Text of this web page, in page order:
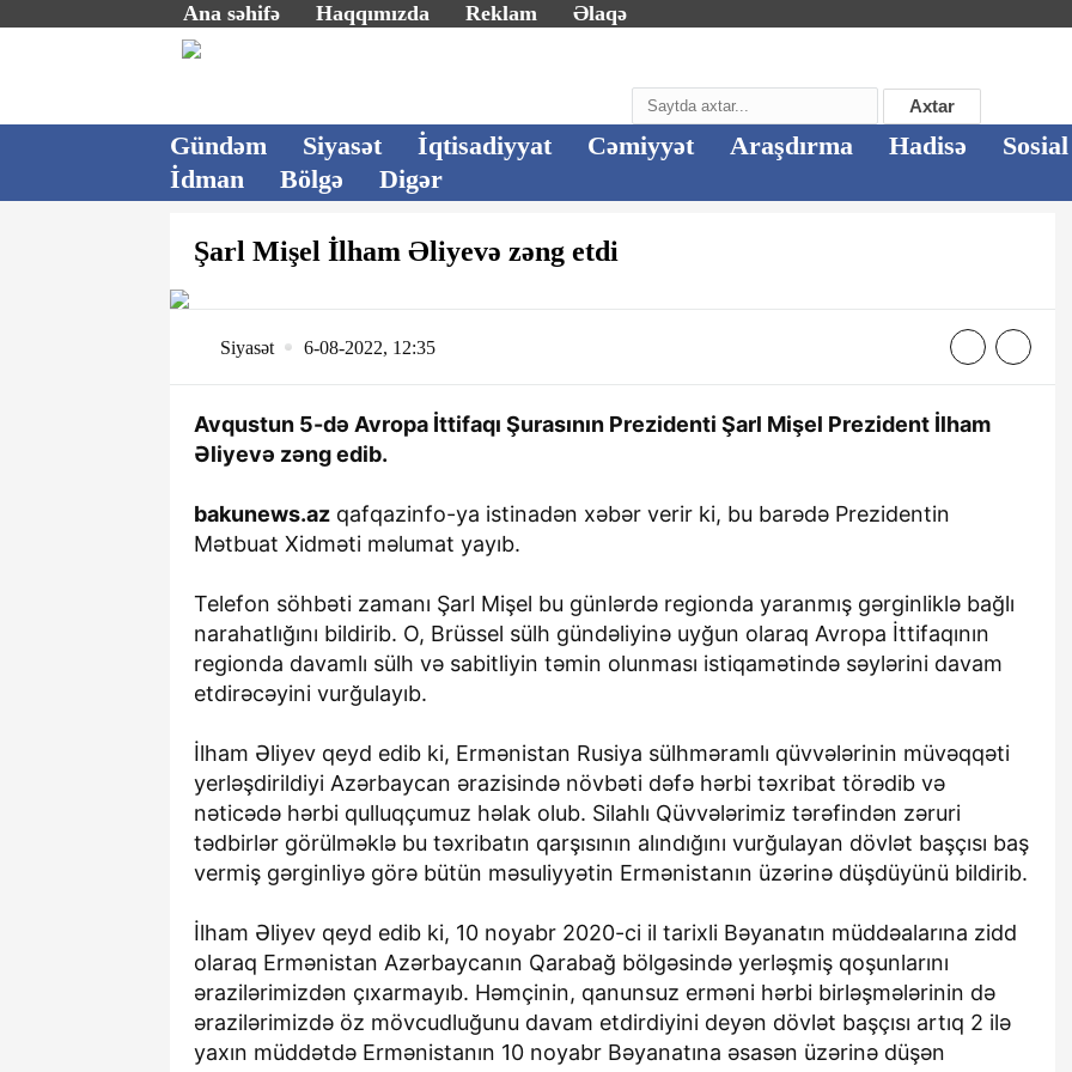
Ana səhifə Haqqımızda Reklam Əlaqə
Axtar
Gündəm Siyasət İqtisadiyyat Cəmiyyət Araşdırma Hadisə Sosial
İdman
Bölgə Digər
Şarl Mişel İlham Əliyevə zəng etdi
Siyasət 6-08-2022, 12:35
Avqustun 5-də Avropa İttifaqı Şurasının Prezidenti Şarl Mişel Prezident İlham
Əliyevə zəng edib.
bakunews.az qafqazinfo-ya istinadən xəbər verir ki, bu barədə Prezidentin
Mətbuat Xidməti məlumat yayıb.
Telefon söhbəti zamanı Şarl Mişel bu günlərdə regionda yaranmış gərginliklə bağlı
narahatlığını bildirib. O, Brüssel sülh gündəliyinə uyğun olaraq Avropa İttifaqının
regionda davamlı sülh və sabitliyin təmin olunması istiqamətində səylərini davam
etdirəcəyini vurğulayıb.
İlham Əliyev qeyd edib ki, Ermənistan Rusiya sülhməramlı qüvvələrinin müvəqqəti
yerləşdirildiyi Azərbaycan ərazisində növbəti dəfə hərbi təxribat törədib və
nəticədə hərbi qulluqçumuz həlak olub. Silahlı Qüvvələrimiz tərəfindən zəruri
tədbirlər görülməklə bu təxribatın qarşısının alındığını vurğulayan dövlət başçısı baş
vermiş gərginliyə görə bütün məsuliyyətin Ermənistanın üzərinə düşdüyünü bildirib.
İlham Əliyev qeyd edib ki, 10 noyabr 2020-ci il tarixli Bəyanatın müddəalarına zidd
olaraq Ermənistan Azərbaycanın Qarabağ bölgəsində yerləşmiş qoşunlarını
ərazilərimizdən çıxarmayıb. Həmçinin, qanunsuz erməni hərbi birləşmələrinin də
ərazilərimizdə öz mövcudluğunu davam etdirdiyini deyən dövlət başçısı artıq 2 ilə
yaxın müddətdə Ermənistanın 10 noyabr Bəyanatına əsasən üzərinə düşən